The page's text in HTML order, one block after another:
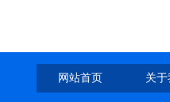
网站首页 关